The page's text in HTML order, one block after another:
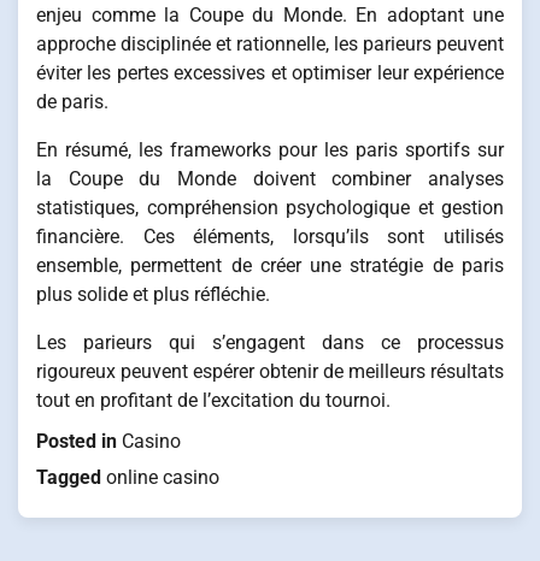
enjeu comme la Coupe du Monde. En adoptant une
approche disciplinée et rationnelle, les parieurs peuvent
éviter les pertes excessives et optimiser leur expérience
de paris.
En résumé, les frameworks pour les paris sportifs sur
la Coupe du Monde doivent combiner analyses
statistiques, compréhension psychologique et gestion
financière. Ces éléments, lorsqu’ils sont utilisés
ensemble, permettent de créer une stratégie de paris
plus solide et plus réfléchie.
Les parieurs qui s’engagent dans ce processus
rigoureux peuvent espérer obtenir de meilleurs résultats
tout en profitant de l’excitation du tournoi.
Posted in Casino
Tagged online casino